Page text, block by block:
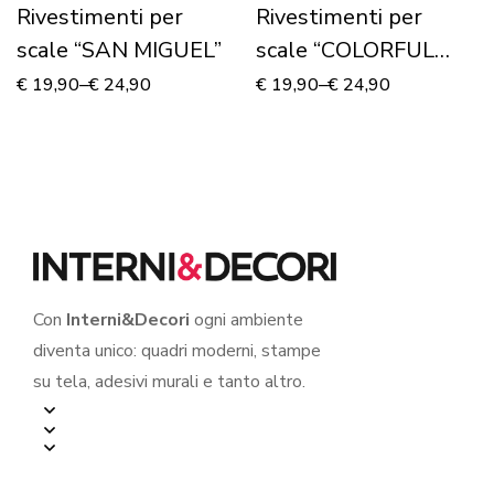
Rivestimenti per
scale “SAN MIGUEL”
€ 19,90–€ 24,90
Rivestimenti per
scale “COLORFUL
STAIRS”
€ 19,90–€ 24,90
Con Interni&Decori ogni ambiente
diventa unico: quadri moderni, stampe
su tela, adesivi murali e tanto altro.